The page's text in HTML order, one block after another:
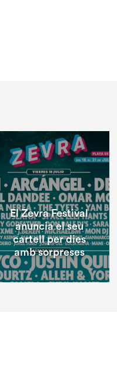
El Zevra Festival
anuncia el seu
cartell per dies
amb sorpreses